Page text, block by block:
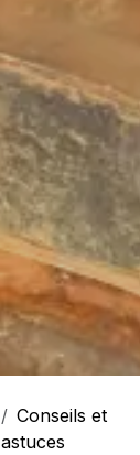
Conseils et
astuces